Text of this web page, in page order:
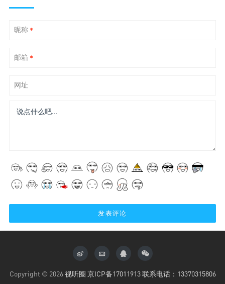
昵称 *
邮箱 *
网址
Copyright © 2026视听圈 京ICP备17011913 联系电话：13370315806